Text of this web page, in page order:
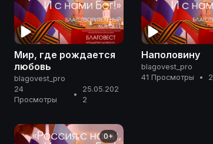
Мир, где рождается
любовь
blagovest_pro
24
Просмотры
•
25.05.202
2
Наполовину
blagovest_pro
41 Просмотры
•
0+